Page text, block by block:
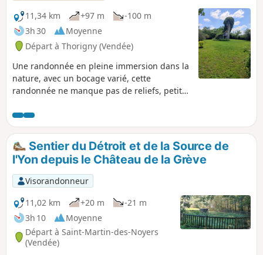
11,34 km
+97 m
-100 m
3h 30
Moyenne
Départ à Thorigny (Vendée)
Une randonnée en pleine immersion dans la
nature, avec un bocage varié, cette
randonnée ne manque pas de reliefs, petites
ruisseaux, on a le sentiment d'être loin de
tout. Attention aux parties boueuses en
période d'hiver.
Sentier du Détroit et de la Source de
l'Yon depuis le Château de la Grève
Visorandonneur
11,02 km
+20 m
-21 m
3h 10
Moyenne
Départ à Saint-Martin-des-Noyers
(Vendée)